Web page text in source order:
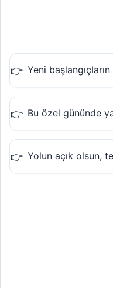
Yeni
Bu özel gününde
Yolun açık olsun,